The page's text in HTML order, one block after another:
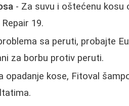
- Za suvu i oštećenu kosu
19.
sa peruti, probajte
za borbu protiv peruti.
opadanje kose, Fitoval